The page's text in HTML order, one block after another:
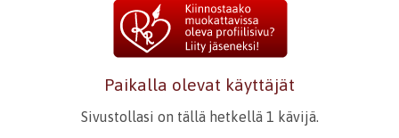
Paikalla olevat käyttäjät
Sivustollasi on tällä hetkellä 1 kävijä.